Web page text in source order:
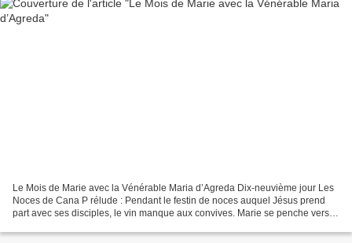
Le Mois de Marie avec la Vénérable Maria d’Agreda Dix-neuvième jour Les
Noces de Cana P rélude : Pendant le festin de noces auquel Jésus prend
part avec ses disciples, le vin manque aux convives. Marie se penche vers